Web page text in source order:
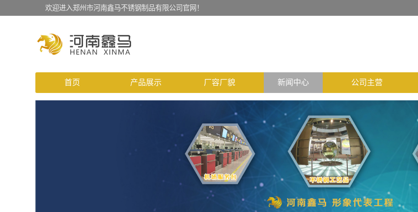
欢迎进入郑州市河南鑫马不锈钢制品有限公司官网！
首页 产品展示 厂容厂貌 新闻中心 公司主营